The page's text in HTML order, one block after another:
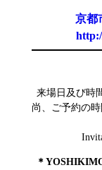
京都
来場日及び時
尚、ご予約の
＊